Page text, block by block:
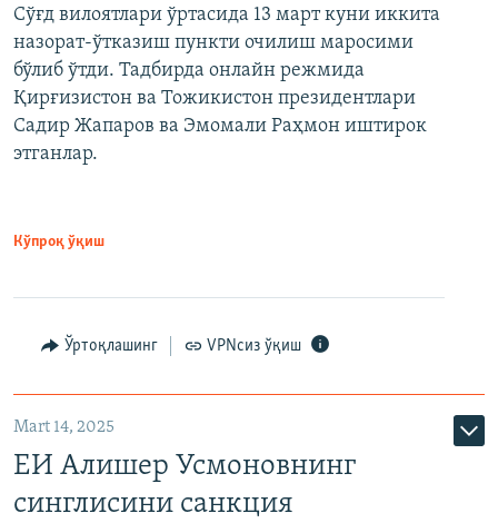
Сўғд вилоятлари ўртасида 13 март куни иккита
назорат-ўтказиш пункти очилиш маросими
бўлиб ўтди. Тадбирда онлайн режмида
Қирғизистон ва Тожикистон президентлари
Садир Жапаров ва Эмомали Раҳмон иштирок
этганлар.
Кўпроқ ўқиш
Ўртоқлашинг VPNсиз ўқиш
Mart 14, 2025
ЕИ Алишер Усмоновнинг
синглисини санкция